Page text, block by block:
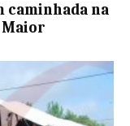
caminhada na
Maior